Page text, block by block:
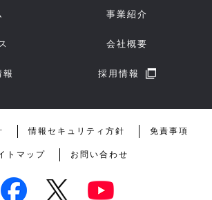
事業紹介
会社概要
報 採用情報
情報セキュリティ方針 免責事項
トマップ お問い合わせ